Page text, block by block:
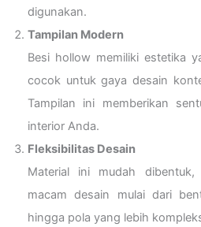
digunakan.
Tampilan Modern
Besi hollow memiliki estetika
cocok untuk gaya desain
Tampilan ini memberikan
interior Anda.
Fleksibilitas Desain
Material ini mudah dibentuk,
macam desain mulai dari
hingga pola yang lebih